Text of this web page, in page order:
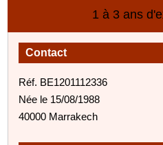
1 à 3 ans
Contact
Réf. BE1201112336
Née le 15/08/1988
40000 Marrakech